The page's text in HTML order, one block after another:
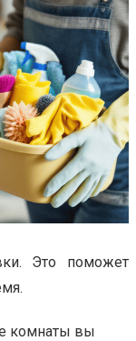
Это поможет
комнаты вы